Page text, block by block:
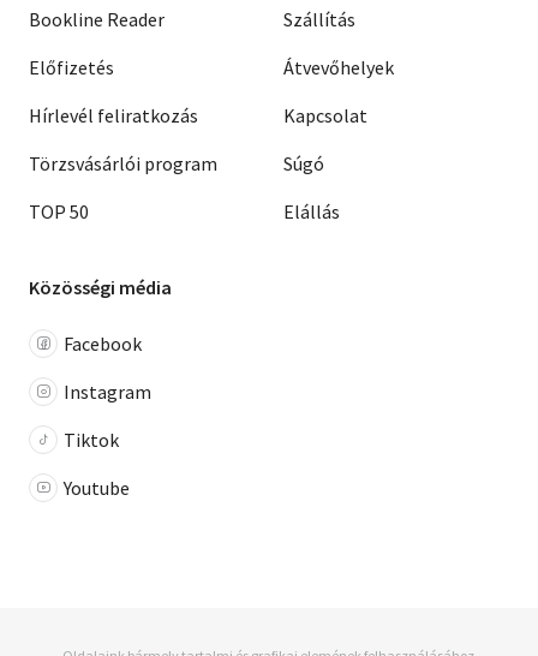
Bookline Reader
Előfizetés
Hírlevél feliratkozás
Törzsvásárlói program
TOP 50
Szállítás
Átvevőhelyek
Kapcsolat
Súgó
Elállás
Közösségi média
Facebook
Instagram
Tiktok
Youtube